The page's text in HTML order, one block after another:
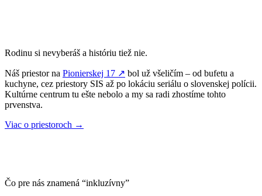
Rodinu si nevyberáš a históriu tiež nie.
Náš priestor na Pionierskej 17 ↗ bol už všeličím – od bufetu a
kuchyne, cez priestory SIS až po lokáciu seriálu o slovenskej polícii.
Kultúrne centrum tu ešte nebolo a my sa radi zhostíme tohto
prvenstva.
Viac o priestoroch →
Čo pre nás znamená “inkluzívny”